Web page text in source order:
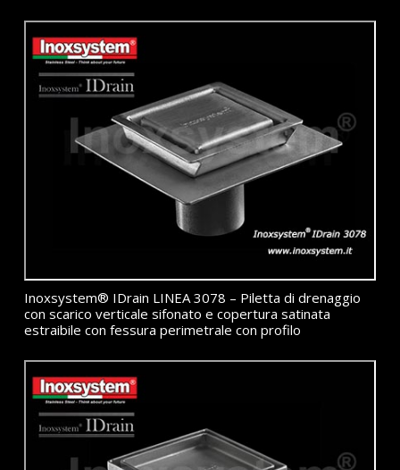
Inoxsystem® IDrain LINEA 3078 – Piletta di drenaggio
con scarico verticale sifonato e copertura satinata
estraibile con fessura perimetrale con profilo